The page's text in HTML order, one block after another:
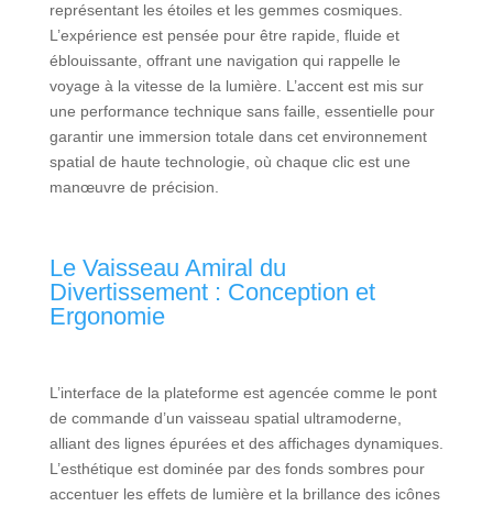
représentant les étoiles et les gemmes cosmiques.
L’expérience est pensée pour être rapide, fluide et
éblouissante, offrant une navigation qui rappelle le
voyage à la vitesse de la lumière. L’accent est mis sur
une performance technique sans faille, essentielle pour
garantir une immersion totale dans cet environnement
spatial de haute technologie, où chaque clic est une
manœuvre de précision.
Le Vaisseau Amiral du
Divertissement : Conception et
Ergonomie
L’interface de la plateforme est agencée comme le pont
de commande d’un vaisseau spatial ultramoderne,
alliant des lignes épurées et des affichages dynamiques.
L’esthétique est dominée par des fonds sombres pour
accentuer les effets de lumière et la brillance des icônes